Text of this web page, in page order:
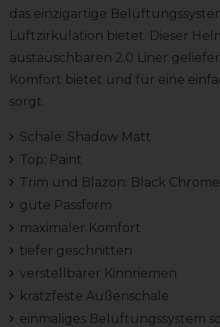
das einzigartige
Luftzirkulation bietet. Dieser
austauschbaren 2.0 Liner
Komfort bietet und für eine
sorgt.
Schale: Shadow Matt
Top: Paint
Trim und Blazon: Black Chrome
gute Passform
maximaler Komfort
tiefer geschnitten
verstellbarer Kinnriemen
kratzfeste Außenschale
einmaliges Belüftungssystem